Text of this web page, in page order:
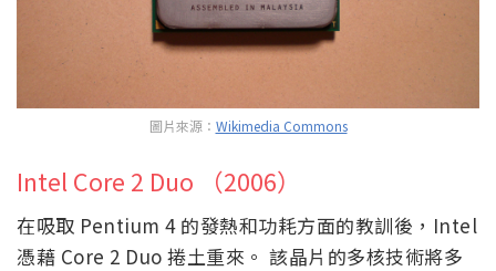
圖片來源： Wikimedia Commons
Intel Core 2 Duo （2006）
在吸取 Pentium 4 的發熱和功耗方面的教訓後，Intel
憑藉 Core 2 Duo 捲土重來。 該晶片的多核技術將多